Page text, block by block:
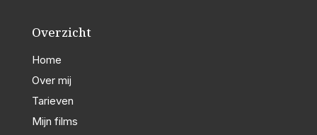
Overzicht
Home
Over mij
Tarieven
Mijn films